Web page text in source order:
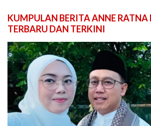
KUMPULAN BERITA ANNE
TERBARU DAN TERKINI